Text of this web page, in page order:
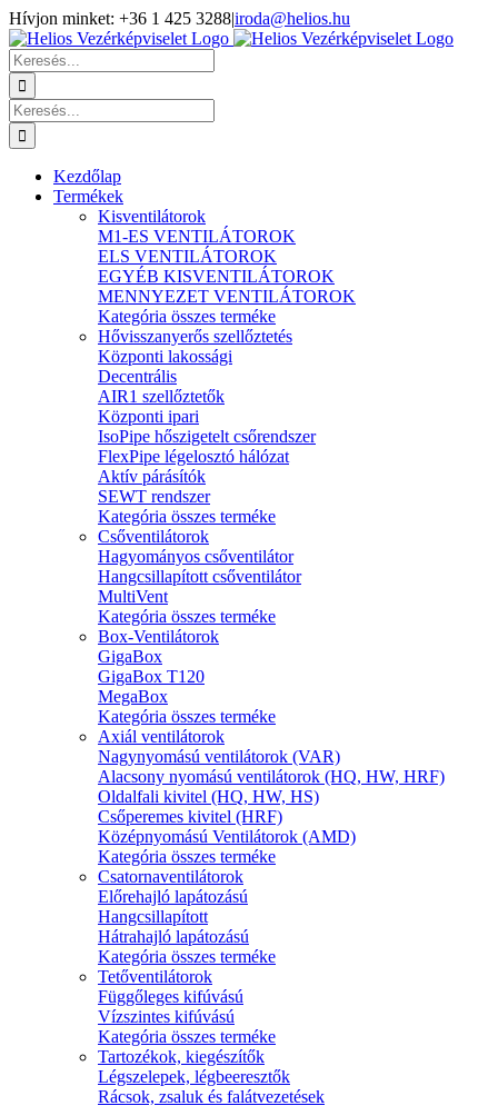
Kihagyás
Hívjon minket: +36 1 425 3288|iroda@helios.hu
YouTube
Facebook
Keresés...
Keresés...
Kezdőlap
Termékek
Kisventilátorok
M1-ES VENTILÁTOROK
ELS VENTILÁTOROK
EGYÉB KISVENTILÁTOROK
MENNYEZET VENTILÁTOROK
Kategória összes terméke
Hővisszanyerős szellőztetés
Központi lakossági
Decentrális
AIR1 szellőztetők
Központi ipari
IsoPipe hőszigetelt csőrendszer
FlexPipe légelosztó hálózat
Aktív párásítók
SEWT rendszer
Kategória összes terméke
Csőventilátorok
Hagyományos csőventilátor
Hangcsillapított csőventilátor
MultiVent
Kategória összes terméke
Box-Ventilátorok
GigaBox
GigaBox T120
MegaBox
Kategória összes terméke
Axiál ventilátorok
Nagynyomású ventilátorok (VAR)
Alacsony nyomású ventilátorok (HQ, HW, HRF)
Oldalfali kivitel (HQ, HW, HS)
Csőperemes kivitel (HRF)
Középnyomású Ventilátorok (AMD)
Kategória összes terméke
Csatornaventilátorok
Előrehajló lapátozású
Hangcsillapított
Hátrahajló lapátozású
Kategória összes terméke
Tetőventilátorok
Függőleges kifúvású
Vízszintes kifúvású
Kategória összes terméke
Tartozékok, kiegészítők
Légszelepek, légbeeresztők
Rácsok, zsaluk és falátvezetések